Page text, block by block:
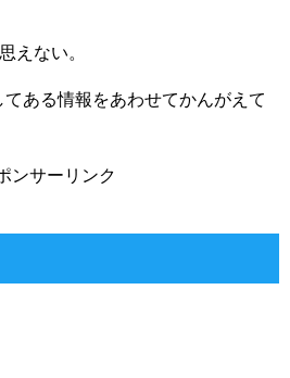
えない。
ある情報をあわせてかんがえて
ンサーリンク